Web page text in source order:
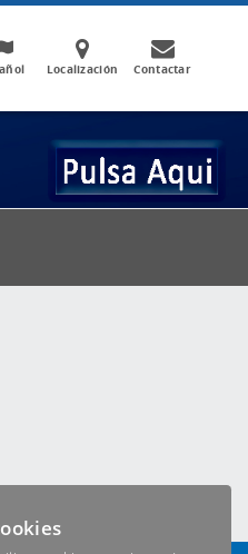
Localización Contactar